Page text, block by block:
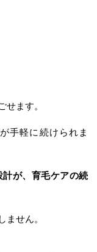
せます。
手軽に続けられま
が、育毛ケアの続
ません。